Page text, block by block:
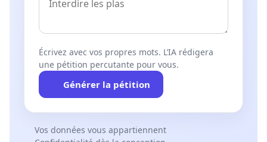
Écrivez avec vos propres mots. L’IA rédigera
une pétition percutante pour vous.
Générer la pétition
Vos données vous appartiennent